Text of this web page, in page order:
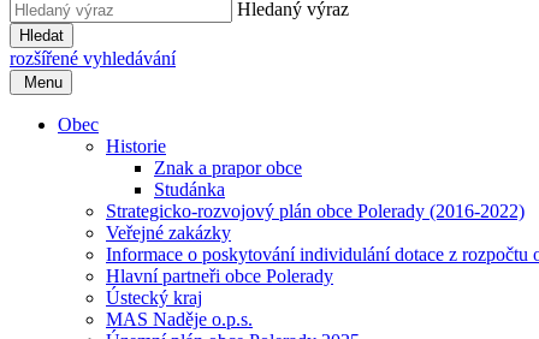
Hledaný výraz
Hledat
rozšířené vyhledávání
Menu
Obec
Historie
Znak a prapor obce
Studánka
Strategicko-rozvojový plán obce Polerady (2016-2022)
Veřejné zakázky
Informace o poskytování individulání dotace z rozpočtu
Hlavní partneři obce Polerady
Ústecký kraj
MAS Naděje o.p.s.